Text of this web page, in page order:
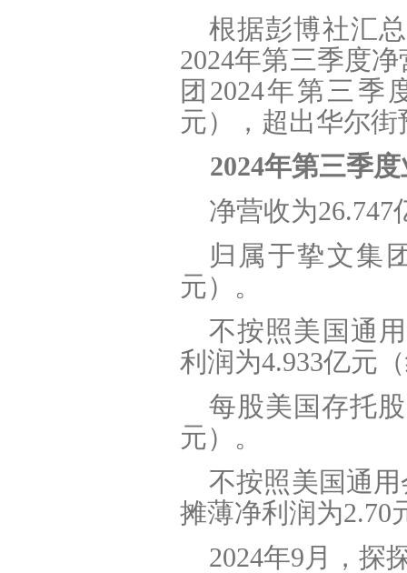
根据彭博社汇
2024年第三季度
团2024年第三季
元），超出华尔街
2024年第三季
净营收为26.747
归属于挚文集
元）。
不按照美国通
利润为4.933亿元
每股美国存托
元）。
不按照美国通
摊薄净利润为2.70
2024年9月，探